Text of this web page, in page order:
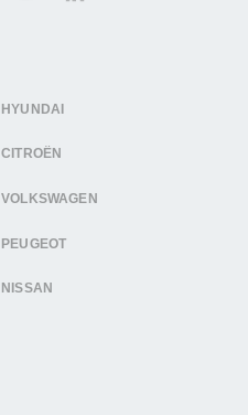
HYUNDAI
CITROËN
VOLKSWAGEN
PEUGEOT
NISSAN